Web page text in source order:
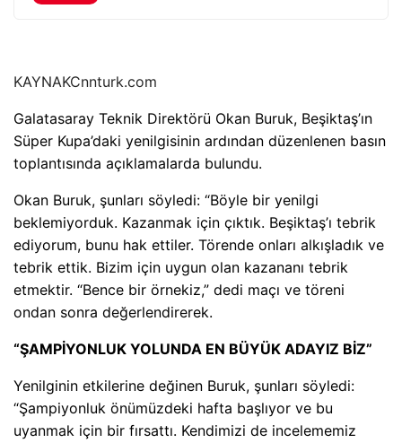
KAYNAKCnnturk.com
Galatasaray Teknik Direktörü Okan Buruk, Beşiktaş’ın
Süper Kupa’daki yenilgisinin ardından düzenlenen basın
toplantısında açıklamalarda bulundu.
Okan Buruk, şunları söyledi: “Böyle bir yenilgi
beklemiyorduk. Kazanmak için çıktık. Beşiktaş’ı tebrik
ediyorum, bunu hak ettiler. Törende onları alkışladık ve
tebrik ettik. Bizim için uygun olan kazananı tebrik
etmektir. “Bence bir örnekiz,” dedi maçı ve töreni
ondan sonra değerlendirerek.
“ŞAMPİYONLUK YOLUNDA EN BÜYÜK ADAYIZ BİZ”
Yenilginin etkilerine değinen Buruk, şunları söyledi:
“Şampiyonluk önümüzdeki hafta başlıyor ve bu
uyanmak için bir fırsattı. Kendimizi de incelememiz